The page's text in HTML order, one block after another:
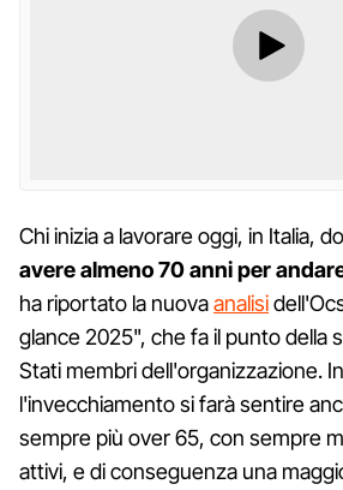
Chi inizia a lavorare oggi, in Italia,
avere almeno 70 anni per
ha riportato la nuovaanalisi
glance 2025", che fa il punto della
Stati membri dell'organizzazione.
l'invecchiamento si farà sentire
sempre più over 65, con sempre
attivi, e di conseguenza una